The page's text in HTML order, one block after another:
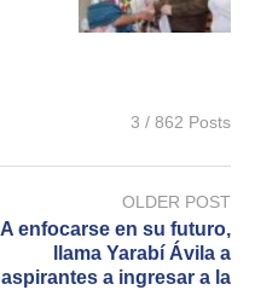
3 / 862 Posts
OLDER POST
A enfocarse en su futuro,
llama Yarabí Ávila a
aspirantes a ingresar a la